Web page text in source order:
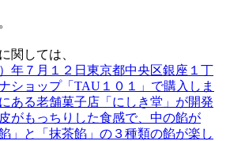
関しては、
年７月１２日東京都中央区銀座１丁
ショップ「TAU１０１」で購入しま
ある老舗菓子店「にしき堂」が開発
がもっちりした食感で、中の餡が
」と「抹茶餡」の３種類の餡が楽し